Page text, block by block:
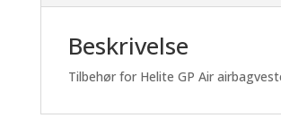
Beskrivelse
Tilbehør for Helite GP Air